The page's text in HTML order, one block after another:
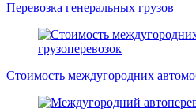
Перевозка генеральных грузов
Стоимость междугородних